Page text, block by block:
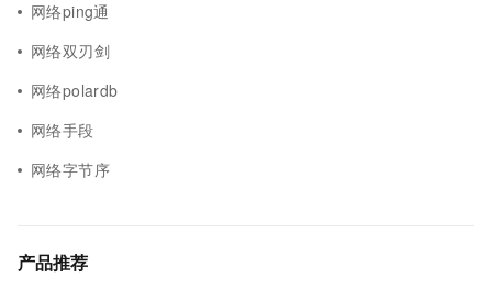
网络ping通
网络双刃剑
网络polardb
网络手段
网络字节序
产品推荐